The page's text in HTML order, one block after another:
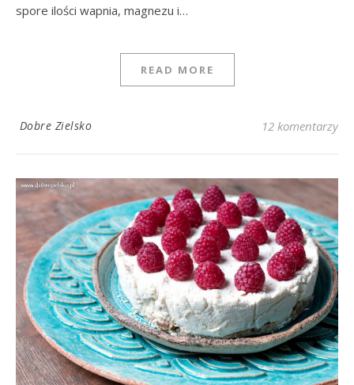
spore ilości wapnia, magnezu i…
READ MORE
Dobre Zielsko 12 komentarzy